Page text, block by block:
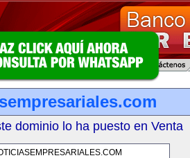
dominio lo ha puesto en Venta